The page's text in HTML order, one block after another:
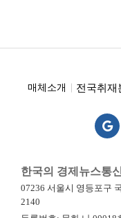
매체소개 전국취재
한국의 경제뉴스통
07236 서울시 영등포구
2140